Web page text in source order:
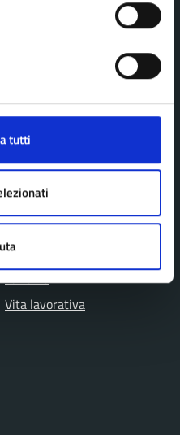
tutti
Imprese e commercio
Mobilità e trasporti
Salute, benessere e
assistenza
Tributi, finanze e
contravvenzioni
Turismo
Vita lavorativa